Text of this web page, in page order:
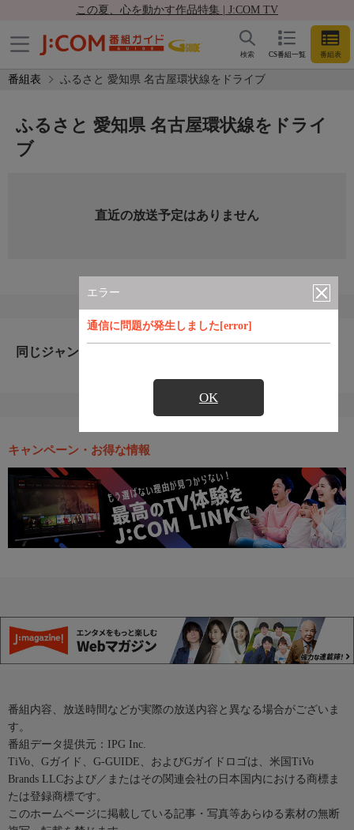
この夏、心を動かす作品特集 | J:COM TV
CS番組一覧 番組表
検索
番組表 ふるさと 愛知県 名古屋環状線をドライブ
エラー
通信に問題が発生しました[error]
OK
ふるさと 愛知県 名古屋環状線をドライ
ブ
直近の放送予定はありません
同じジャンルのおすすめ番組
キャンペーン・お得な情報
番組内容、放送時間などが実際の放送内容と異なる場合がございま
す。
番組データ提供元：IPG Inc.
TiVo、Gガイド、G-GUIDE、およびGガイドロゴは、米国TiVo
Brands LLCおよび／またはその関連会社の日本国内における商標ま
たは登録商標です。
このホームページに掲載している記事・写真等あらゆる素材の無断